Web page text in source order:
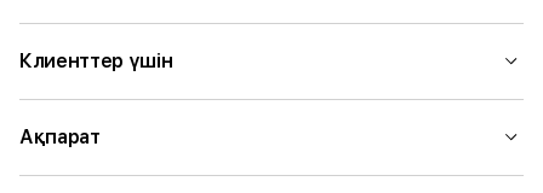
Клиенттер үшін
Ақпарат